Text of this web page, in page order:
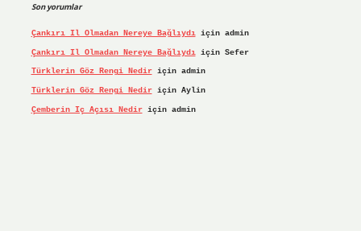
Son yorumlar
Çankırı Il Olmadan Nereye Bağlıydıiçin admin
Çankırı Il Olmadan Nereye Bağlıydıiçin Sefer
Türklerin Göz Rengi Nediriçin admin
Türklerin Göz Rengi Nediriçin Aylin
Çemberin Iç Açısı Nediriçin admin